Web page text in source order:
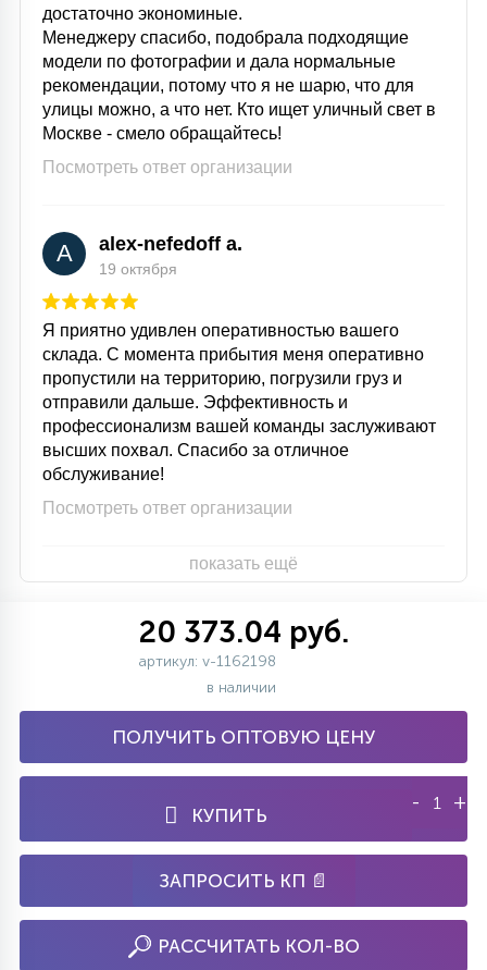
достаточно экономиные.
Менеджеру спасибо, подобрала подходящие
модели по фотографии и дала нормальные
рекомендации, потому что я не шарю, что для
улицы можно, а что нет. Кто ищет уличный свет в
Москве - смело обращайтесь!
Посмотреть ответ организации
A alex-nefedoff a.
19 октября
Я приятно удивлен оперативностью вашего
склада. С момента прибытия меня оперативно
пропустили на территорию, погрузили груз и
отправили дальше. Эффективность и
профессионализм вашей команды заслуживают
высших похвал. Спасибо за отличное
обслуживание!
Посмотреть ответ организации
показать ещё
20 373.04 руб.
артикул: v-1162198
в наличии
ПОЛУЧИТЬ ОПТОВУЮ ЦЕНУ
КУПИТЬ
- +
ЗАПРОСИТЬ КП 📄
РАССЧИТАТЬ КОЛ-ВО